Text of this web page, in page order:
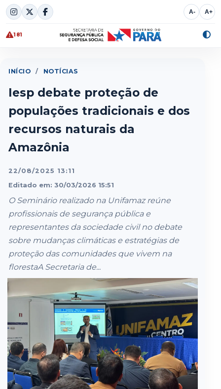
Skip
to
content
A- A+
181
INÍCIO / NOTÍCIAS
Iesp debate proteção de
populações tradicionais e dos
recursos naturais da
Amazônia
22/08/2025 13:11
Editado em: 30/03/2026 15:51
O Seminário realizado na Unifamaz reúne
profissionais de segurança pública e
representantes da sociedade civil no debate
sobre mudanças climáticas e estratégias de
proteção das comunidades que vivem na
florestaA Secretaria de...